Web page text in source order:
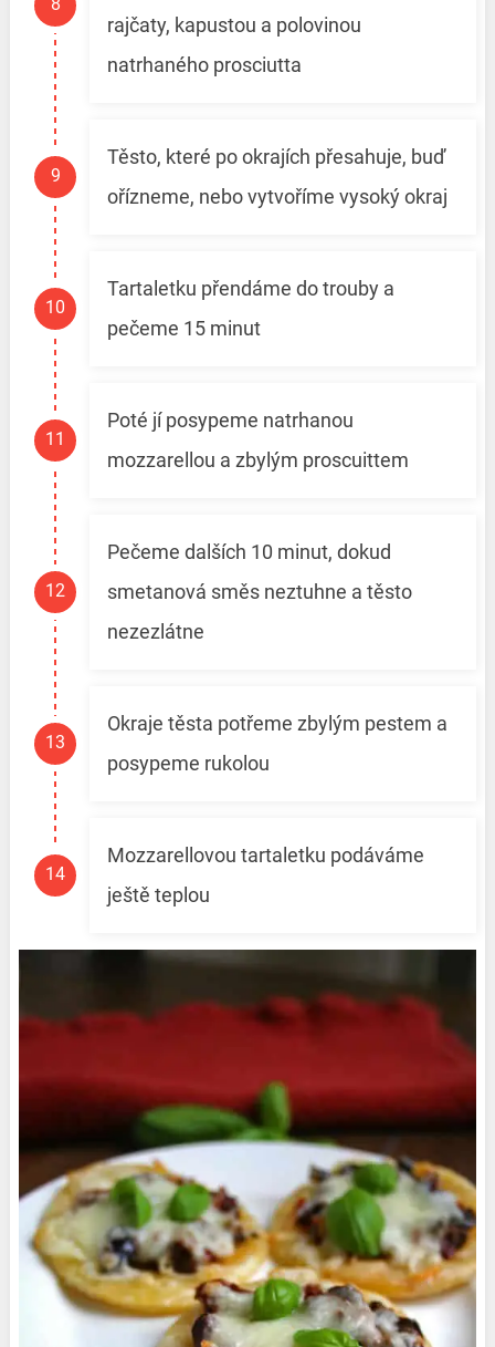
rajčaty, kapustou a polovinou
natrhaného prosciutta
Těsto, které po okrajích přesahuje, buď
ořízneme, nebo vytvoříme vysoký okraj
Tartaletku přendáme do trouby a
pečeme 15 minut
Poté jí posypeme natrhanou
mozzarellou a zbylým proscuittem
Pečeme dalších 10 minut, dokud
smetanová směs neztuhne a těsto
nezezlátne
Okraje těsta potřeme zbylým pestem a
posypeme rukolou
Mozzarellovou tartaletku podáváme
ještě teplou